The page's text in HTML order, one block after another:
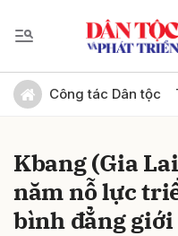
Công tác Dân tộc
Kbang (Gia
năm nỗ lực
bình đẳng giới
Gửi bình luận